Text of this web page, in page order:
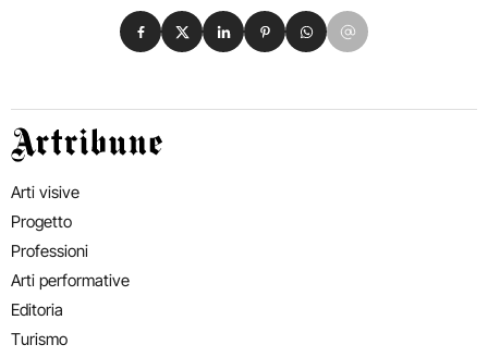
Condividi su Facebook
Condividi su X
Condividi su LinkedIn
Condividi su Pinterest
Condividi su WhatsApp
Condividi su Email
Artribune
Arti visive
Progetto
Professioni
Arti performative
Editoria
Turismo